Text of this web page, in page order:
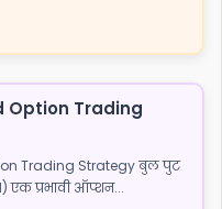
Option Trading
Trading Strategy बुल पुट
एक प्रभावी ऑप्शन...